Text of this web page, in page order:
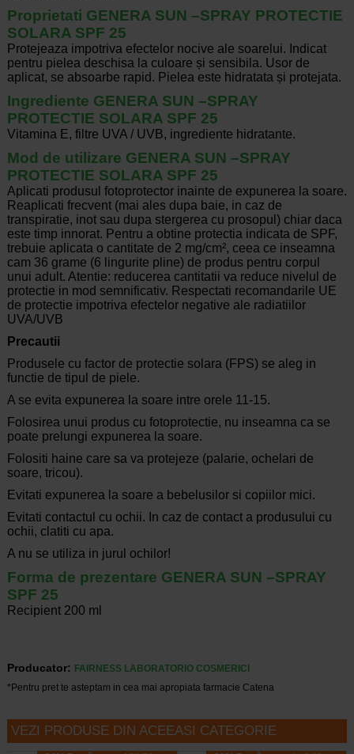
Proprietati GENERA SUN –SPRAY PROTECTIE
SOLARA SPF 25
Protejeaza impotriva efectelor nocive ale soarelui. Indicat
pentru pielea deschisa la culoare și sensibila. Usor de
aplicat, se absoarbe rapid. Pielea este hidratata și protejata.
Ingrediente GENERA SUN –SPRAY
PROTECTIE SOLARA SPF 25
Vitamina E, filtre UVA / UVB, ingrediente hidratante.
Mod de utilizare GENERA SUN –SPRAY
PROTECTIE SOLARA SPF 25
Aplicati produsul fotoprotector inainte de expunerea la soare.
Reaplicati frecvent (mai ales dupa baie, in caz de
transpiratie, inot sau dupa stergerea cu prosopul) chiar daca
este timp innorat. Pentru a obtine protectia indicata de SPF,
trebuie aplicata o cantitate de 2 mg/cm², ceea ce inseamna
cam 36 grame (6 lingurite pline) de produs pentru corpul
unui adult. Atentie: reducerea cantitatii va reduce nivelul de
protectie in mod semnificativ. Respectati recomandarile UE
de protectie impotriva efectelor negative ale radiatiilor
UVA/UVB
Precautii
Produsele cu factor de protectie solara (FPS) se aleg in
functie de tipul de piele.
A se evita expunerea la soare intre orele 11-15.
Folosirea unui produs cu fotoprotectie, nu inseamna ca se
poate prelungi expunerea la soare.
Folositi haine care sa va protejeze (palarie, ochelari de
soare, tricou).
Evitati expunerea la soare a bebelusilor si copiilor mici.
Evitati contactul cu ochii. In caz de contact a produsului cu
ochii, clatiti cu apa.
A nu se utiliza in jurul ochilor!
Forma de prezentare GENERA SUN –SPRAY
SPF 25
Recipient 200 ml
Producator:
FAIRNESS LABORATORIO COSMERICI
*Pentru pret te asteptam in cea mai apropiata farmacie Catena
VEZI PRODUSE DIN ACEEASI CATEGORIE